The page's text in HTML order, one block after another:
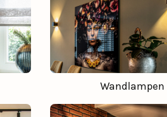
Wandlampen